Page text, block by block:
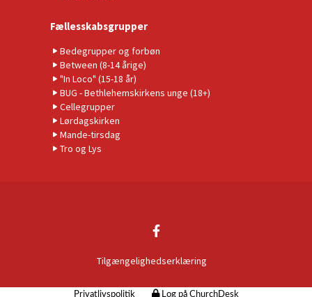
Fællesskabsgrupper
Bedegrupper og forbøn
Between (8-14 årige)
"In Loco" (15-18 år)
BUG - Bethlehemskirkens unge (18+)
Cellegrupper
Lørdagskirken
Mande-tirsdag
Tro og Lys
Tilgængelighedserklæring
Privatlivspolitik Log på ChurchDesk